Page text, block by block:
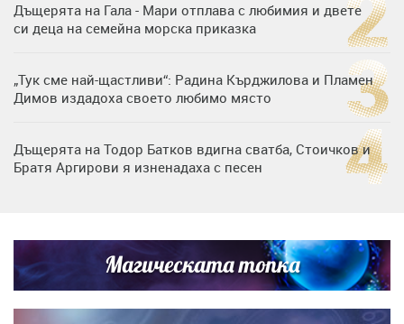
Дъщерята на Гала - Мари отплава с любимия и двете
си деца на семейна морска приказка
„Тук сме най-щастливи“: Радина Кърджилова и Пламен
Димов издадоха своето любимо място
Дъщерята на Тодор Батков вдигна сватба, Стоичков и
Братя Аргирови я изненадаха с песен
Списъкът е ясен: Джей Ло и Риана във ВИП гостите на
сватбата на Роналдо
Магическата топка